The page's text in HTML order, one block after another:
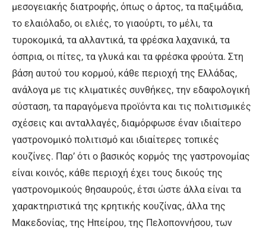
μεσογειακής διατροφής, όπως ο άρτος, τα παξιμάδια,
το ελαιόλαδο, οι ελιές, το γιαούρτι, το μέλι, τα
τυροκομικά, τα αλλαντικά, τα φρέσκα λαχανικά, τα
όσπρια, οι πίτες, τα γλυκά και τα φρέσκα φρούτα. Στη
βάση αυτού του κορμού, κάθε περιοχή της Ελλάδας,
ανάλογα με τις κλιματικές συνθήκες, την εδαφολογική
σύσταση, τα παραγόμενα προϊόντα και τις πολιτισμικές
σχέσεις και ανταλλαγές, διαμόρφωσε έναν ιδιαίτερο
γαστρονομικό πολιτισμό και ιδιαίτερες τοπικές
κουζίνες. Παρ’ ότι ο βασικός κορμός της γαστρονομίας
είναι κοινός, κάθε περιοχή έχει τους δικούς της
γαστρονομικούς θησαυρούς, έτσι ώστε άλλα είναι τα
χαρακτηριστικά της κρητικής κουζίνας, άλλα της
Μακεδονίας, της Ηπείρου, της Πελοποννήσου, των